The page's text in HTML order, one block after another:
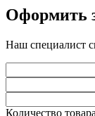
Оформить
Наш специалист
Количество товара